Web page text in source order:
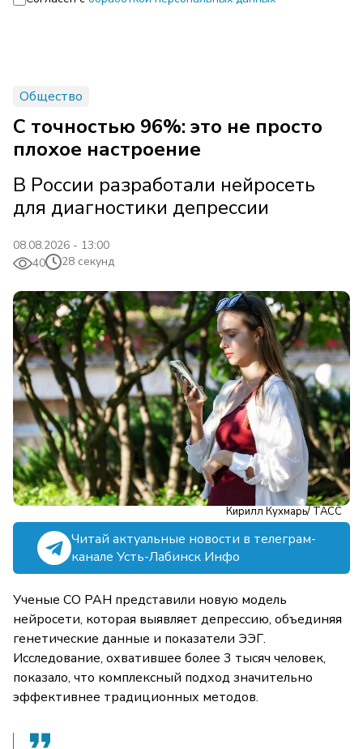
Общество
С точностью 96%: это не просто
плохое настроение
В России разработали нейросеть
для диагностики депрессии
08.08.2026 - 13:00
40
28 секунд
Кирилл Кухмарь/ ТАСС
Читай актуальные новости в телеграм-
канале Усть-Лабинск Инфо
Ученые СО РАН представили новую модель
нейросети, которая выявляет депрессию, объединяя
генетические данные и показатели ЭЭГ.
Исследование, охватившее более 3 тысяч человек,
показало, что комплексный подход значительно
эффективнее традиционных методов.